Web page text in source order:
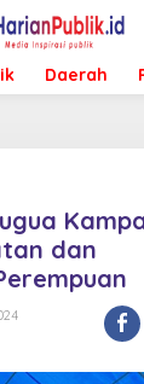
Daerah
dan